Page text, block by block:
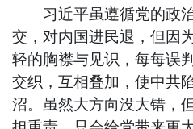
习近平虽遵循党的政治
交，对内国进民退，但因
轻的胸襟与见识，每每误
交织，互相叠加，使中共
沼。虽然大方向没大错，